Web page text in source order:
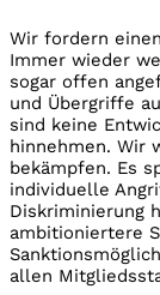
Wir fordern
Immer wieder
sogar offen
und Übergriffe
sind keine
hinnehmen. Wir
bekämpfen. Es
individuelle
Diskriminierung
ambitioniertere
allen